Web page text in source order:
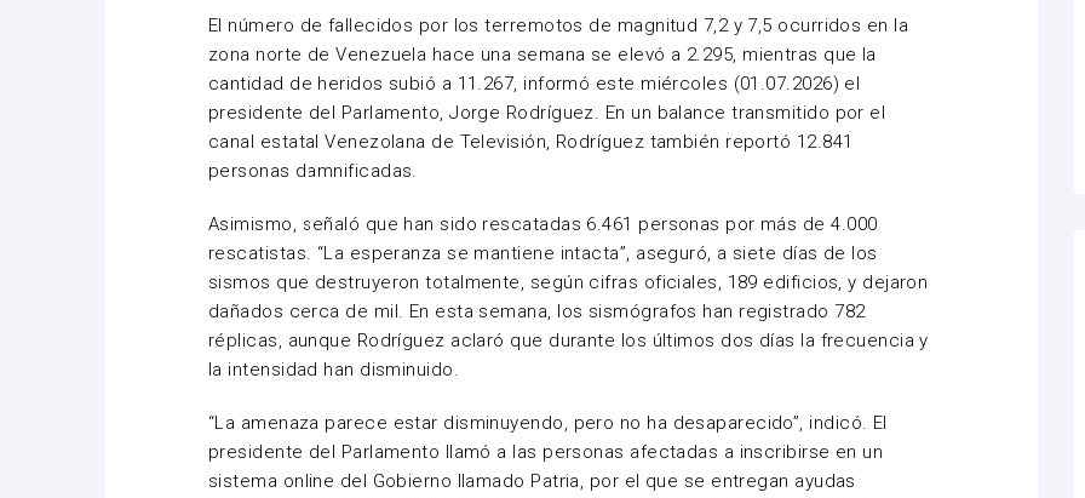
El número de fallecidos por los terremotos de magnitud 7,2 y 7,5 ocurridos en la
zona norte de Venezuela hace una semana se elevó a 2.295, mientras que la
cantidad de heridos subió a 11.267, informó este miércoles (01.07.2026) el
presidente del Parlamento, Jorge Rodríguez. En un balance transmitido por el
canal estatal Venezolana de Televisión, Rodríguez también reportó 12.841
personas damnificadas.
Asimismo, señaló que han sido rescatadas 6.461 personas por más de 4.000
rescatistas. “La esperanza se mantiene intacta”, aseguró, a siete días de los
sismos que destruyeron totalmente, según cifras oficiales, 189 edificios, y dejaron
dañados cerca de mil. En esta semana, los sismógrafos han registrado 782
réplicas, aunque Rodríguez aclaró que durante los últimos dos días la frecuencia y
la intensidad han disminuido.
“La amenaza parece estar disminuyendo, pero no ha desaparecido”, indicó. El
presidente del Parlamento llamó a las personas afectadas a inscribirse en un
sistema online del Gobierno llamado Patria, por el que se entregan ayudas